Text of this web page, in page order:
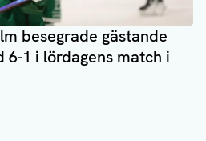
besegrade gästande
6-1 i lördagens match i